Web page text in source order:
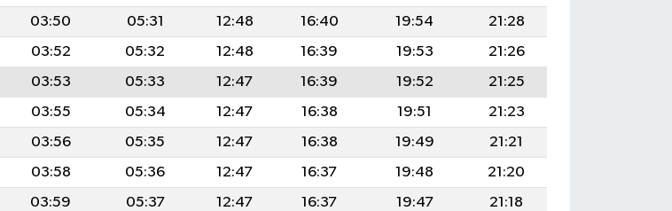
03:50 05:31 12:48 16:40 19:54
21:28
03:52 05:32 12:48 16:39 19:53
21:26
03:53 05:33 12:47 16:39 19:52
21:25
03:55 05:34 12:47 16:38 19:51
21:23
03:56 05:35 12:47 16:38 19:49
21:21
03:58 05:36 12:47 16:37 19:48
21:20
03:59 05:37 12:47 16:37 19:47
21:18